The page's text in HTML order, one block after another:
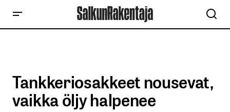
Tankkeriosakkeet nousevat,
vaikka öljy halpenee